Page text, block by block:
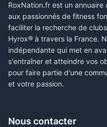
RoxNation.fr est un
aux passionnés de fitness
faciliter la recherche de
Hyrox® à travers la France.
indépendante qui met en
s'entraîner et atteindre vos
pour faire partie d'une
et votre passion.
Nous contacter